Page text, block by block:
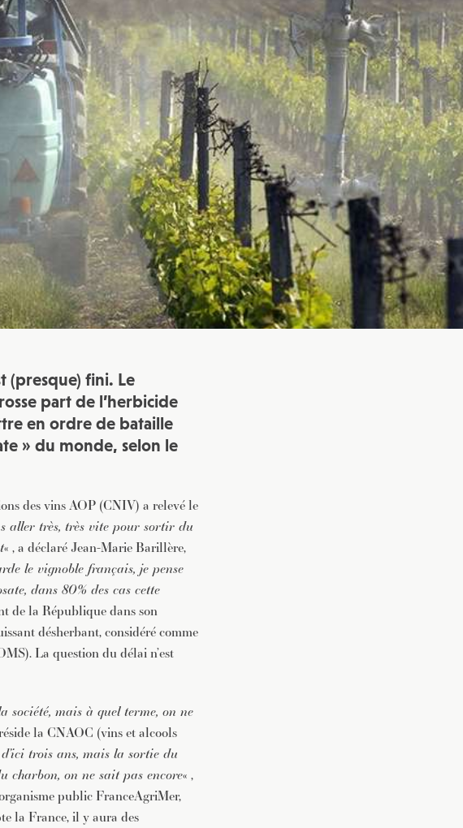
(presque) fini. Le
part de l’herbicide
en ordre de bataille
» du monde, selon le
des vins AOP (CNIV) a relevé le
aller très, très vite pour sortir du
« , a déclaré Jean-Marie Barillère,
le vignoble français, je pense
dans 80% des cas cette
de la République dans son
désherbant, considéré comme
La question du délai n’est
société, mais à quel terme, on ne
la CNAOC (vins et alcools
trois ans, mais la sortie du
charbon, on ne sait pas encore« ,
public FranceAgriMer,
la France, il y aura des